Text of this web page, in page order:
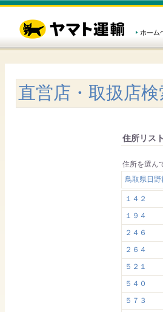
直営店・取扱店検
住所リスト
住所を選ん
鳥取県日
１４２
１９４
２４６
２６４
５２１
５４０
５７３